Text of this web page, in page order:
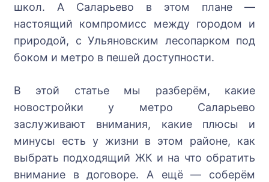
школ. А Саларьево в этом плане —
настоящий компромисс между городом и
природой, с Ульяновским лесопарком под
боком и метро в пешей доступности.
В этой статье мы разберём, какие
новостройки у метро Саларьево
заслуживают внимания, какие плюсы и
минусы есть у жизни в этом районе, как
выбрать подходящий ЖК и на что обратить
внимание в договоре. А ещё — соберём